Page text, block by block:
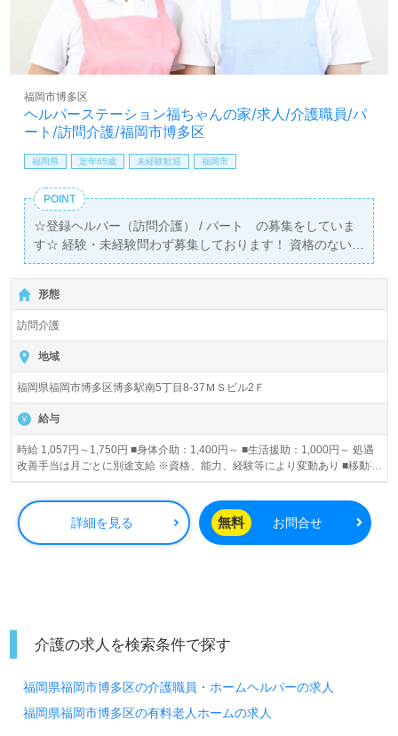
ヘルパーステーション福ちゃんの家/求人/介護職員/パ
ート/訪問介護/福岡市博多区
福岡市博多区
福岡県 定年65歳 未経験歓迎 福岡市
POINT
☆登録ヘルパー（訪問介護） / パート の募集をしていま
す☆ 経験・未経験問わず募集しております！ 資格のない
方には関連学校(福祉情報センター博多校)にて資格取得で
きるようサポートいたします！！
形態
訪問介護
地域
福岡県福岡市博多区博多駅南5丁目8-37ＭＳビル2Ｆ
給与
時給 1,057円～1,750円 ■身体介助：1,400円～ ■生活援助：1,000円～ 処遇
改善手当は月ごとに別途支給 ※資格、能力、経験等により変動あり ■移動手
当：1ヵ所100円 ■ミーティング参加手当 (月に1回) ■早朝・夜間・深夜手当
基本額25%増 深夜：22:00～6:00は基本額50%増
詳細を見る 無料 お問合せ
介護の求人を検索条件で探す
福岡県福岡市博多区の介護職員・ホームヘルパーの求人
福岡県福岡市博多区の有料老人ホームの求人